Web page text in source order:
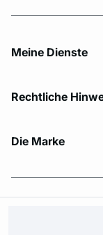
Meine Dienste
Rechtliche
Die Marke